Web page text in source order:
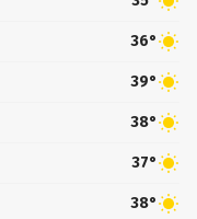
36°
39°
38°
37°
38°